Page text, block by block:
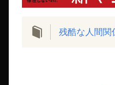
残酷な人間関